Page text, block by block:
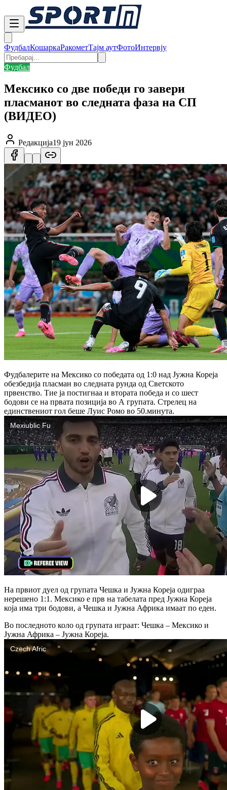
ФудбалКошаркаРакометТајм аутФотоИнтервју
Фудбал
Мексико со две победи го завери
пласманот во следната фаза на СП
(ВИДЕО)
Редакција19 јун 2026
Фудбалерите на Мексико со победата од 1:0 над Јужна Кореја
обезбедија пласман во следната рунда од Светското
првенство. Тие ја постигнаа и втората победа и со шест
бодови се на првата позиција во А групата. Стрелец на
единствениот гол беше Луис Ромо во 50.минута.
На првиот дуел од групата Чешка и Јужна Кореја одиграа
нерешено 1:1. Мексико е прв на табелата пред Јужна Кореја
која има три бодови, а Чешка и Јужна Африка имаат по еден.
Во последното коло од групата играат: Чешка – Мексико и
Јужна Африка – Јужна Кореја.